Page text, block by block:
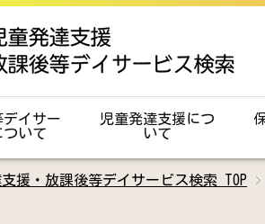
デイサー
ついて
児童発達支援につ
いて
援・放課後等デイサービス検索 TOP